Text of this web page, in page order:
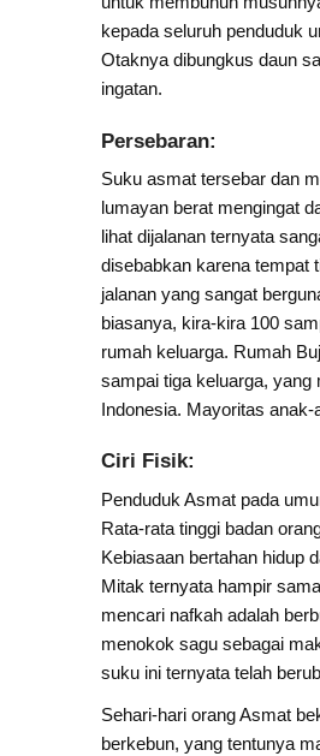
kepada seluruh penduduk
Otaknya dibungkus daun
ingatan.
Persebaran:
Suku asmat tersebar dan
lumayan berat mengingat
lihat dijalanan ternyata
disebabkan karena tempat
jalanan yang sangat
biasanya, kira-kira 100
rumah keluarga. Rumah
sampai tiga keluarga, yang
Indonesia. Mayoritas
Ciri Fisik:
Penduduk Asmat pada
Rata-rata tinggi badan
Kebiasaan bertahan hidup
Mitak ternyata hampir
mencari nafkah adalah
menokok sagu sebagai
suku ini ternyata telah
Sehari-hari orang Asmat
berkebun, yang tentunya